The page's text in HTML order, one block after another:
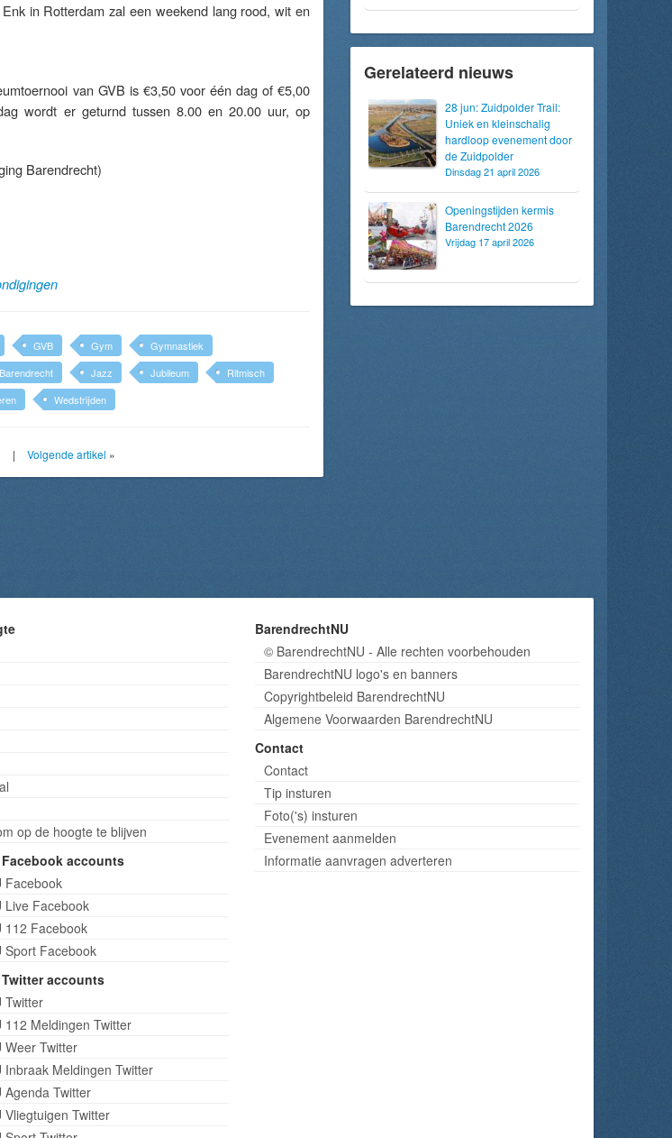
in Rotterdam zal een weekend lang rood, wit en
van GVB is €3,50 voor één dag of €5,00
wordt er geturnd tussen 8.00 en 20.00 uur, op
Barendrecht)
GVB Gym
Gymnastiek
Jazz Jubileum
Ritmisch
Wedstrijden
| Volgende artikel »
Gerelateerd nieuws
28 jun: Zuidpolder Trail:
Uniek en kleinschalig
hardloop evenement door
de Zuidpolder
Dinsdag 21 april 2026
Openingstijden kermis
Barendrecht 2026
Vrijdag 17 april 2026
op de hoogte te blijven
accounts
Facebook
Live Facebook
112 Facebook
Sport Facebook
accounts
Twitter
112 Meldingen Twitter
Weer Twitter
Inbraak Meldingen Twitter
Agenda Twitter
Vliegtuigen Twitter
BarendrechtNU
© BarendrechtNU - Alle rechten voorbehouden
BarendrechtNU logo's en banners
Copyrightbeleid BarendrechtNU
Algemene Voorwaarden BarendrechtNU
Contact
Contact
Tip insturen
Foto('s) insturen
Evenement aanmelden
Informatie aanvragen adverteren